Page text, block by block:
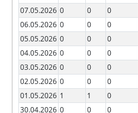
07.05.2026 0 0 0
06.05.2026 0 0 0
05.05.2026 0 0 0
04.05.2026 0 0 0
03.05.2026 0 0 0
02.05.2026 0 0 0
01.05.2026 1 1 0
30.04.2026 0 0 0